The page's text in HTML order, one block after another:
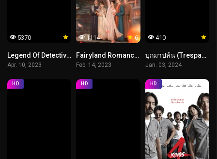
5370
Legend Of Detective Dee (2023) ตี๋เหรินเจี๋ย คลองมังกรผวา
Apr. 10, 2023
6
1114
Fairyland Romance (2024) มหัศจรรย์รักแดนดอกท้อ
Feb. 14, 2023
410
บุกมาปล้น (Trespassers)
Jan. 03, 2024
HD HD HD